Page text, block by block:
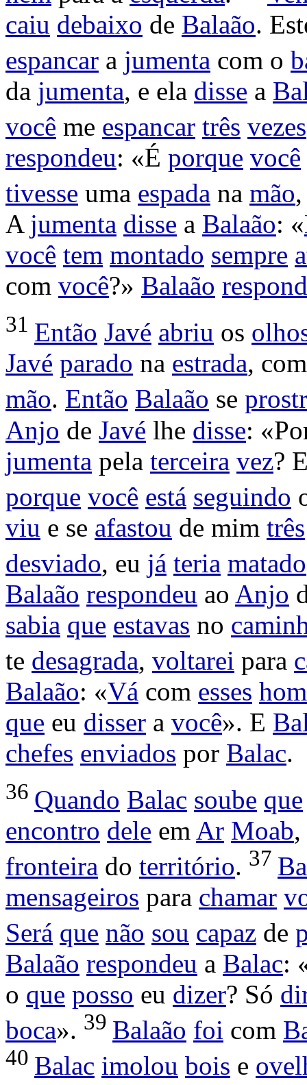
caiu debaixo de Balaão.
espancar a jumenta com o
da jumenta, e ela disse a
você me espancar três vezes
respondeu: «É porque você
tivesse uma espada na mão
A jumenta disse a Balaão: «
você tem montado sempre
com você?» Balaão
31 Então Javé abriu os
Javé parado na estrada,
mão. Então Balaão se
Anjo de Javé lhe disse:
jumenta pela terceira vez?
porque você está seguindo
viu e se afastou de mim três
desviado, eu já teria matado
Balaão respondeu ao Anjo
sabia que estavas no
te desagrada, voltarei para
Balaão: «Vá com esses
que eu disser a você». E
chefes enviados por Balac.
36 Quando Balac soube que
encontro dele em Ar Moab,
fronteira do território. 37
mensageiros para chamar
Será que não sou capaz de
Balaão respondeu a Balac:
o que posso eu dizer? Só
boca». 39 Balaão foi com
40 Balac imolou bois e